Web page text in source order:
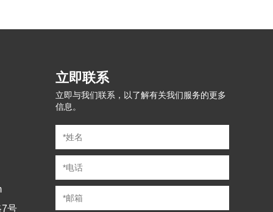
7号
立即联系
立即与我们联系，以了解有关我们服务的更多
信息。